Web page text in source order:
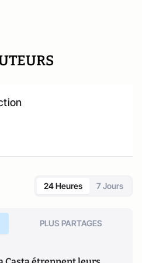
24 Heures 7 Jours
PLUS PARTAGES